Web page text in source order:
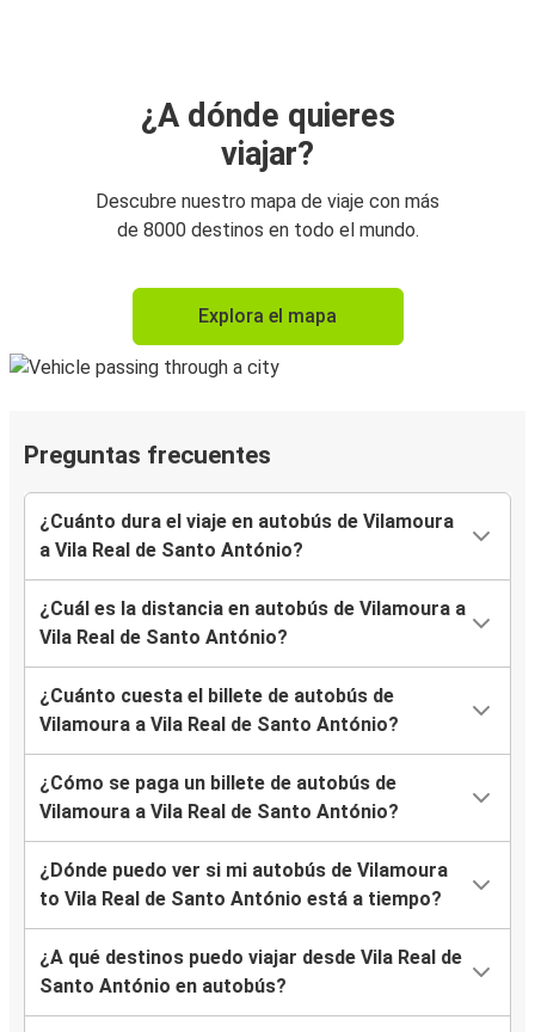
¿A dónde quieres
viajar?
Descubre nuestro mapa de viaje con más
de 8000 destinos en todo el mundo.
Explora el mapa
Preguntas frecuentes
¿Cuánto dura el viaje en autobús de Vilamoura
a Vila Real de Santo António?
¿Cuál es la distancia en autobús de Vilamoura a
Vila Real de Santo António?
¿Cuánto cuesta el billete de autobús de
Vilamoura a Vila Real de Santo António?
¿Cómo se paga un billete de autobús de
Vilamoura a Vila Real de Santo António?
¿Dónde puedo ver si mi autobús de Vilamoura
to Vila Real de Santo António está a tiempo?
¿A qué destinos puedo viajar desde Vila Real de
Santo António en autobús?